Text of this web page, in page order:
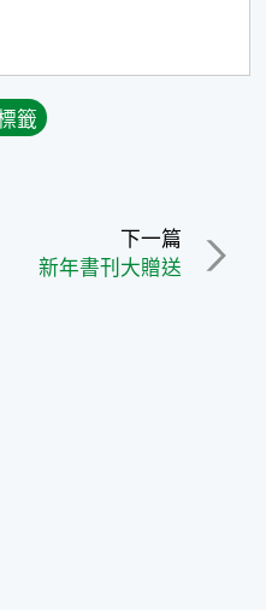
下一篇
新年書刊大贈送